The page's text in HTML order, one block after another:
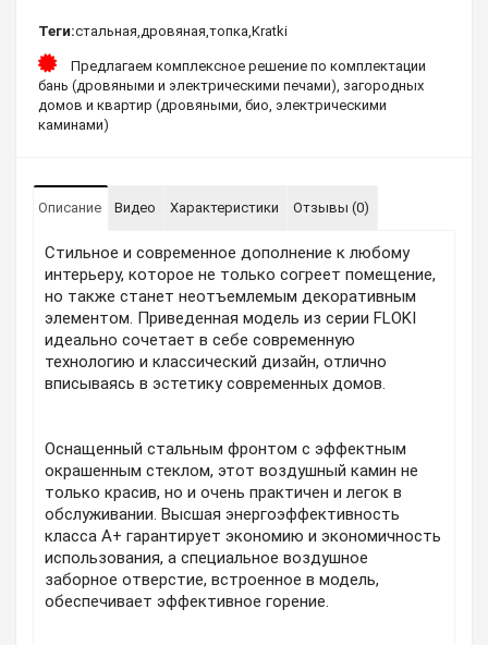
Теги:стальная,дровяная,топка,Kratki
Предлагаем комплексное решение по комплектации
бань (дровяными и электрическими печами), загородных
домов и квартир (дровяными, био, электрическими
каминами)
Описание Видео Характеристики Отзывы (0)
Стильное и современное дополнение к любому
интерьеру, которое не только согреет помещение,
но также станет неотъемлемым декоративным
элементом. Приведенная модель из серии FLOKI
идеально сочетает в себе современную
технологию и классический дизайн, отлично
вписываясь в эстетику современных домов.
Оснащенный стальным фронтом с эффектным
окрашенным стеклом, этот воздушный камин не
только красив, но и очень практичен и легок в
обслуживании. Высшая энергоэффективность
класса A+ гарантирует экономию и экономичность
использования, а специальное воздушное
заборное отверстие, встроенное в модель,
обеспечивает эффективное горение.